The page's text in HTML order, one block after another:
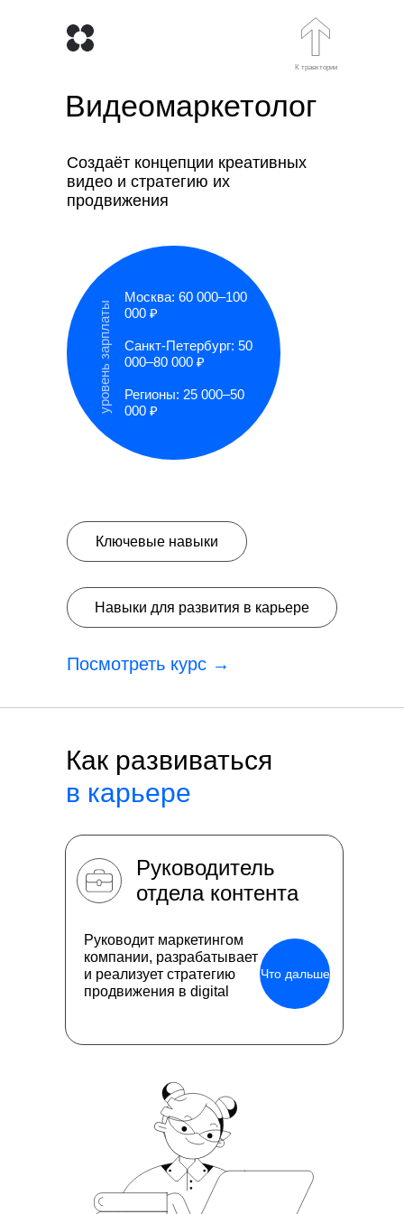
Москва: 60 000–100
000 ₽
Санкт-Петербург: 50
000–80 000 ₽
Регионы: 25 000–50
000 ₽
уровень зарплаты
Создаёт концепции креативных
видео и стратегию их
продвижения
Как развиваться
в карьере
Руководит маркетингом
компании, разрабатывает
и реализует стратегию
продвижения в digital
Руководитель
отдела контента
Что дальше
К траектории
Ключевые навыки
Навыки для развития в карьере
Посмотреть курс →
Видеомаркетолог